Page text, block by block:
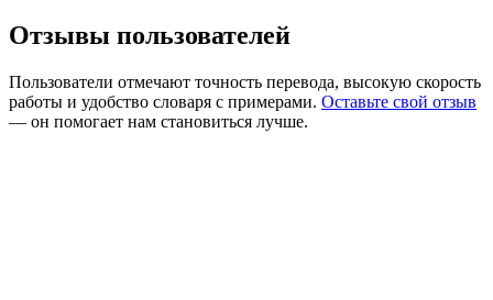
Отзывы пользователей
Пользователи отмечают точность перевода, высокую скорость
работы и удобство словаря с примерами. Оставьте свой отзыв
— он помогает нам становиться лучше.